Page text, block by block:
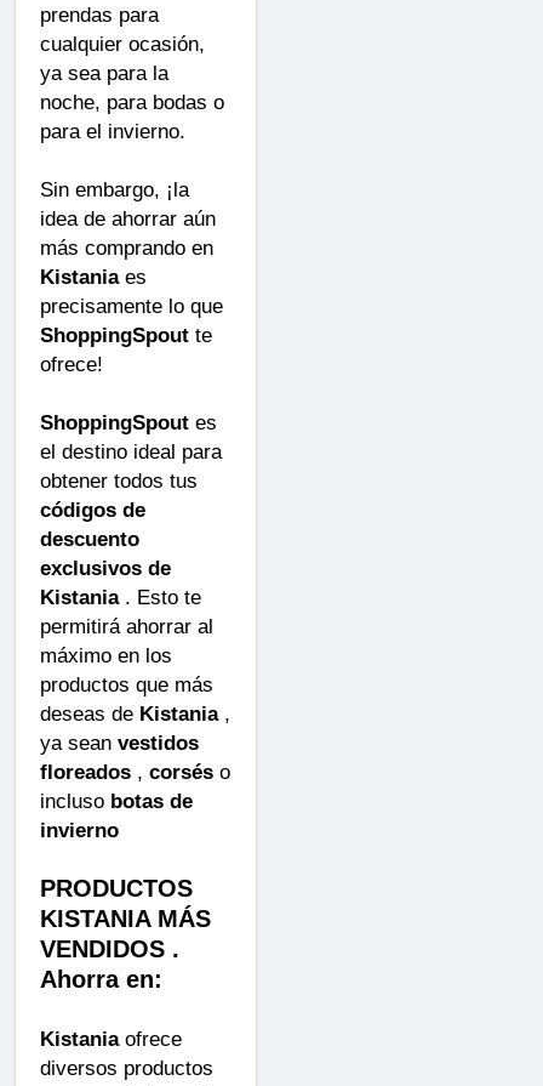
prendas para
cualquier ocasión,
ya sea para la
noche, para bodas o
para el invierno.
Sin embargo, ¡la
idea de ahorrar aún
más comprando en
Kistaniaes
precisamente lo que
ShoppingSpout te
ofrece!
ShoppingSpout es
el destino ideal para
obtener todos tus
códigos de
descuento
exclusivos de
Kistania. Esto te
permitirá ahorrar al
máximo en los
productos que más
deseas de Kistania,
ya sean vestidos
floreados , corsés o
incluso botas de
invierno
PRODUCTOS
KISTANIA MÁS
VENDIDOS .
Ahorra en:
Kistaniaofrece
diversos productos